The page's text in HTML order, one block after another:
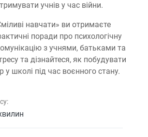
учнів у час війни.
навчати» ви отримаєте
поради про психологічну
з учнями, батьками та
та дізнайтеся, як побудувати
у школі під час воєнного стану.